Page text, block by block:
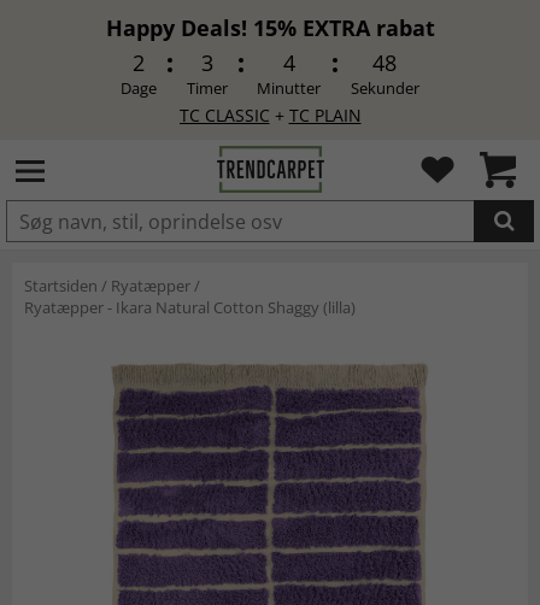
Happy Deals! 15% EXTRA rabat
2
Dage
3
Timer
4
Minutter
48
Sekunder
TC CLASSIC + TC PLAIN
LAGT I INDKØBSKURVEN.
Startsiden / Ryatæpper/
Ryatæpper - Ikara Natural Cotton Shaggy (lilla)